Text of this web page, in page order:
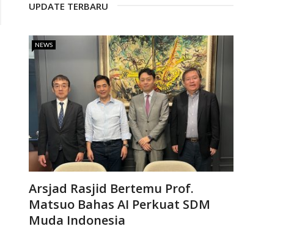
UPDATE TERBARU
NEWS
Arsjad Rasjid Bertemu Prof.
Matsuo Bahas AI Perkuat SDM
Muda Indonesia